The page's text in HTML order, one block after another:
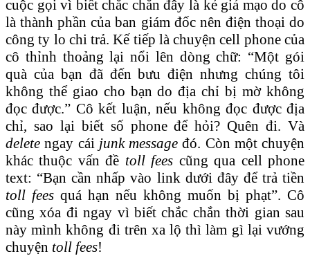
cuộc gọi vì biết chắc chắn đây là kẻ giả mạo do cô
là thành phần của ban giám đốc nên điện thoại do
công ty lo chi trả. Kế tiếp là chuyện cell phone của
cô thỉnh thoảng lại nổi lên dòng chữ: “Một gói
quà của bạn đã đến bưu điện nhưng chúng tôi
không thể giao cho bạn do địa chỉ bị mờ không
đọc được.” Cô kết luận, nếu không đọc được địa
chỉ, sao lại biết số phone để hỏi? Quên đi. Và
delete ngay cái junk message đó. Còn một chuyện
khác thuộc vấn đề toll fees cũng qua cell phone
text: “Bạn cần nhấp vào link dưới đây để trả tiền
toll fees quá hạn nếu không muốn bị phạt”. Cô
cũng xóa đi ngay vì biết chắc chắn thời gian sau
này mình không đi trên xa lộ thì làm gì lại vướng
chuyện toll fees!